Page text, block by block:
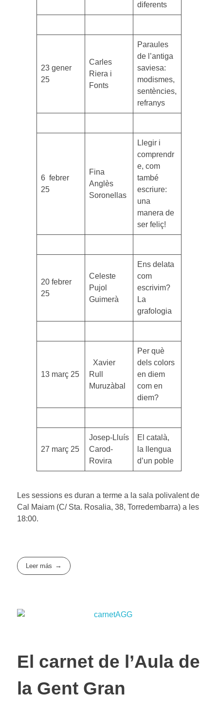
diferents
23 gener
25
Carles
Riera i
Fonts
Paraules
de l’antiga
saviesa:
modismes,
sentències,
refranys
6 febrer
25
Fina
Anglès
Soronellas
Llegir i
comprendr
e, com
també
escriure:
una
manera de
ser feliç!
20 febrer
25
Celeste
Pujol
Guimerà
Ens delata
com
escrivim?
La
grafologia
13 març 25
Xavier
Rull
Muruzàbal
Per què
dels colors
en diem
com en
diem?
27 març 25
Josep-Lluís
Carod-
Rovira
El català,
la llengua
d’un poble
Les sessions es duran a terme a la sala polivalent de
Cal Maiam (C/ Sta. Rosalia, 38, Torredembarra) a les
18:00.
Leer más
El carnet de l’Aula de
la Gent Gran